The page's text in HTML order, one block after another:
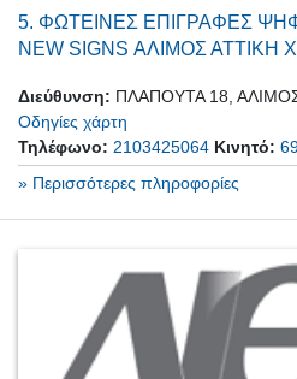
5. ΦΩΤΕΙΝΕΣ ΕΠΙΓΡΑΦΕΣ
NEW SIGNS ΑΛΙΜΟΣ
Διεύθυνση: ΠΛΑΠΟΥΤΑ 18,
Οδηγίες χάρτη
Τηλέφωνο: 2103425064 Κινητό:
» Περισσότερες πληροφορίες